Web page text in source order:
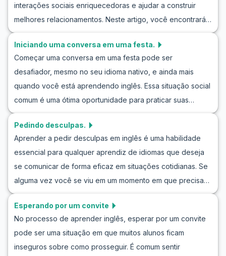
oportunidade de aprender e usar vocabulário útil e frases-
chave, ganhando confiança em conhecer novas pessoas.
interações sociais enriquecedoras e ajudar a construir
melhores relacionamentos. Neste artigo, você encontrará
dicas valiosas e expressões práticas para falar sobre
hobbies em inglês e discutir planos para o fim de semana.
Aproveite esta oportunidade para aprimorar suas
habilidades de conversação em inglês por meio de
encenações envolventes e realistas. Praticar essas
situações comuns pode melhorar não apenas sua fluência,
inglês do dia a dia.
Iniciando uma conversa em uma festa.
Começar uma conversa em uma festa pode ser
desafiador, mesmo no seu idioma nativo, e ainda mais
quando você está aprendendo inglês. Essa situação social
comum é uma ótima oportunidade para praticar suas
habilidades sociais e aumentar sua confiança ao falar
inglês. Neste artigo, você encontrará dicas valiosas sobre
como iniciar uma conversa em uma festa em inglês, além
de diálogos práticos para ajudá-lo a se apresentar e
manter a conversa. Com o vocabulário e as frases-chave
fornecidas, você estará pronto para ir a uma festa e se
Continue lendo para descobrir como transformar
Pedindo desculpas.
Aprender a pedir desculpas em inglês é uma habilidade
essencial para qualquer aprendiz de idiomas que deseja
se comunicar de forma eficaz em situações cotidianas. Se
alguma vez você se viu em um momento em que precisava
se desculpar, sabe o impacto positivo que isso pode ter
em seus relacionamentos pessoais e profissionais. Neste
artigo, exploraremos várias maneiras de pedir desculpas
em inglês, enriquecendo seu vocabulário e habilidades de
conversação. Descobriremos dicas úteis para ajudá-lo a
Esperando por um convite
No processo de aprender inglês, esperar por um convite
pode ser uma situação em que muitos alunos ficam
inseguros sobre como prosseguir. É comum sentir